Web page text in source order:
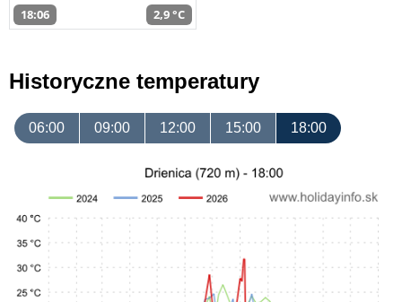
18:06 2,9 °C
Historyczne temperatury
06:00 09:00 12:00 15:00 18:00